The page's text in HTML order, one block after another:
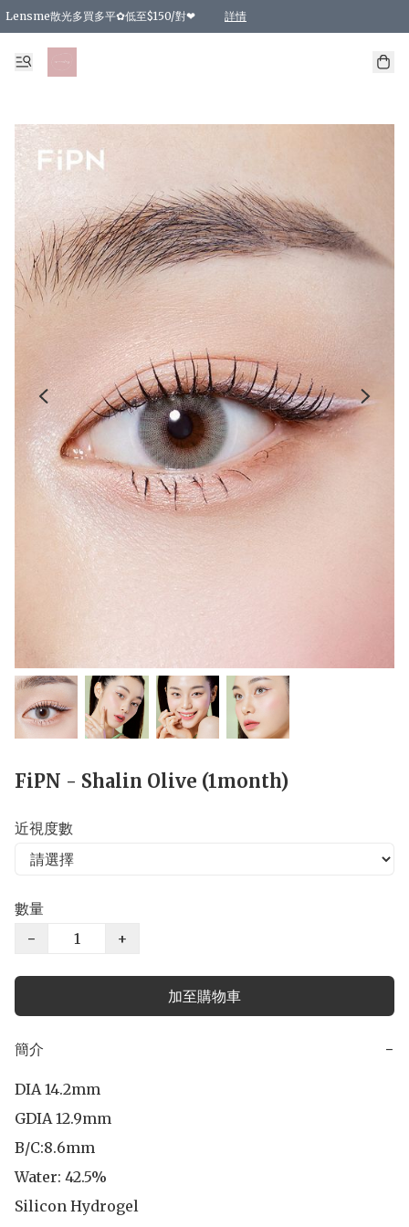
Lensme散光多買多平✿低至$150/對❤ 詳情
台灣Karacon⁩✧日拋 特價清貨❁⃘
日本韓國多款日/月拋現貨☼ 特價❤︎數量有限 售完即止
🇰🇷韓國多款月拋現貨 特價兩對$99✿數量有限 售完即止♫
精選商品，任選買2件或以上9 折；買4件或以上85 折；買6件或以上8 折
精選商品，任選買2件HKD 140.00；買4件HKD 260.00
精選商品，任選買2件HKD 190.00；買4件HKD 360.00
精選商品，任選買2件HKD 110.00；買4件HKD 180.00
精選商品，任選買2件HKD 170.00；買4件HKD 320.00
精選商品，任選買2件或以上減HKD 148.00
精選商品，任選買2件或以上減HKD 148.00
精選商品，任選買2件或以上95 折；買4件或以上9 折；買6件或以上85 折；買8件
精選商品，任選買12件或以上87 折
精選商品，任選買2件或以上減HKD 16.00；買4件或以上減HKD 32.00；買6
精選商品，任選買2件或以上95 折；買4件或以上9 折；買8件或以上85 折；買12
購物滿 HKD 800.00即享免運費優惠！（適用於 特定的送貨方式 )
FiPN - Shalin Olive (1month)
近視度數
數量
−
+
加至購物車
簡介 −
DIA 14.2mm
GDIA 12.9mm
B/C:8.6mm
Water: 42.5%
Silicon Hydrogel